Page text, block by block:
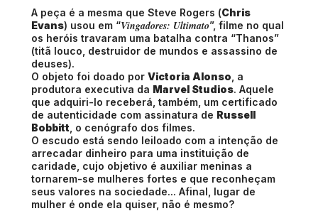
A peça é a mesma que Steve Rogers (Chris
Evans) usou em “Vingadores: Ultimato”, filme no qual
os heróis travaram uma batalha contra “Thanos”
(titã louco, destruidor de mundos e assassino de
deuses).
O objeto foi doado por Victoria Alonso , a
produtora executiva da Marvel Studios. Aquele
que adquiri-lo receberá, também, um certificado
de autenticidade com assinatura de Russell
Bobbitt , o cenógrafo dos filmes.
O escudo está sendo leiloado com a intenção de
arrecadar dinheiro para uma instituição de
caridade, cujo objetivo é auxiliar meninas a
tornarem-se mulheres fortes e que reconheçam
seus valores na sociedade... Afinal, lugar de
mulher é onde ela quiser, não é mesmo?